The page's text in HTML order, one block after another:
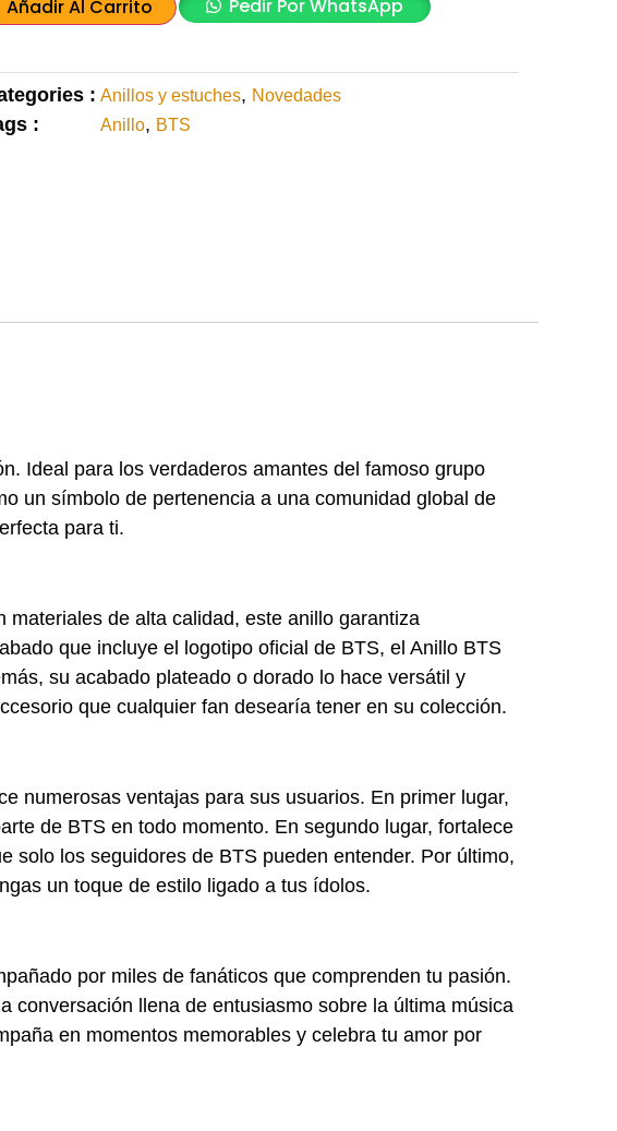
Añadir Al Carrito Pedir Por WhatsApp
: Anillos y estuches, Novedades
: Anillo, BTS
Ideal para los verdaderos amantes del famoso grupo
un símbolo de pertenencia a una comunidad global de
para ti.
de alta calidad, este anillo garantiza
que incluye el logotipo oficial de BTS, el Anillo BTS
su acabado plateado o dorado lo hace versátil y
que cualquier fan desearía tener en su colección.
numerosas ventajas para sus usuarios. En primer lugar,
de BTS en todo momento. En segundo lugar, fortalece
solo los seguidores de BTS pueden entender. Por último,
un toque de estilo ligado a tus ídolos.
por miles de fanáticos que comprenden tu pasión.
conversación llena de entusiasmo sobre la última música
en momentos memorables y celebra tu amor por